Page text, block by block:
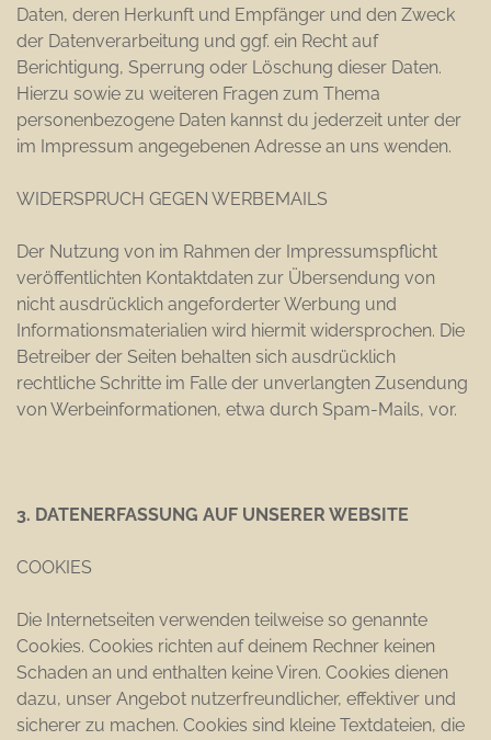
Daten, deren Herkunft und Empfänger und den Zweck
der Datenverarbeitung und ggf. ein Recht auf
Berichtigung, Sperrung oder Löschung dieser Daten.
Hierzu sowie zu weiteren Fragen zum Thema
personenbezogene Daten kannst du jederzeit unter der
im Impressum angegebenen Adresse an uns wenden.
WIDERSPRUCH GEGEN WERBEMAILS
Der Nutzung von im Rahmen der Impressumspflicht
veröffentlichten Kontaktdaten zur Übersendung von
nicht ausdrücklich angeforderter Werbung und
Informationsmaterialien wird hiermit widersprochen. Die
Betreiber der Seiten behalten sich ausdrücklich
rechtliche Schritte im Falle der unverlangten Zusendung
von Werbeinformationen, etwa durch Spam-Mails, vor.
3. DATENERFASSUNG AUF UNSERER WEBSITE
COOKIES
Die Internetseiten verwenden teilweise so genannte
Cookies. Cookies richten auf deinem Rechner keinen
Schaden an und enthalten keine Viren. Cookies dienen
dazu, unser Angebot nutzerfreundlicher, effektiver und
sicherer zu machen. Cookies sind kleine Textdateien, die